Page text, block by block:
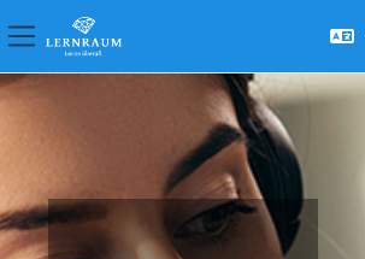
Zum Hauptinhalt
Website-Übersicht